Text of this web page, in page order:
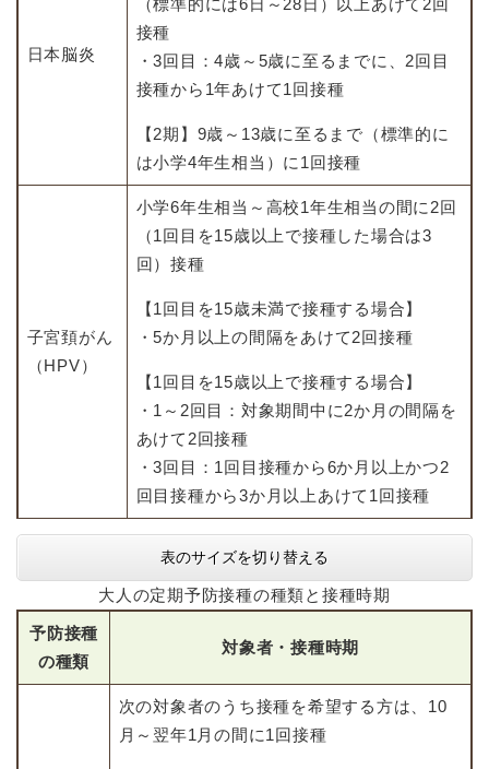
日本脳炎
（標準的には6日～28日）以上あけて2回
接種
・3回目：4歳～5歳に至るまでに、2回目
接種から1年あけて1回接種
【2期】9歳～13歳に至るまで（標準的に
は小学4年生相当）に1回接種
子宮頚がん
（HPV）
小学6年生相当～高校1年生相当の間に2回
（1回目を15歳以上で接種した場合は3
回）接種
【1回目を15歳未満で接種する場合】
・5か月以上の間隔をあけて2回接種
【1回目を15歳以上で接種する場合】
・1～2回目：対象期間中に2か月の間隔を
あけて2回接種
・3回目：1回目接種から6か月以上かつ2
回目接種から3か月以上あけて1回接種
表のサイズを切り替える
大人の定期予防接種の種類と接種時期
予防接種
の種類
対象者・接種時期
次の対象者のうち接種を希望する方は、10
月～翌年1月の間に1回接種